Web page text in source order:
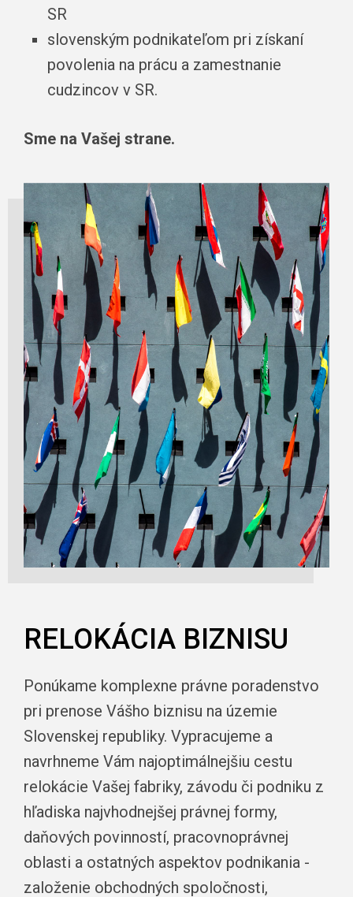
SR
slovenským podnikateľom pri získaní
povolenia na prácu a zamestnanie
cudzincov v SR.
Sme na Vašej strane.
RELOKÁCIA BIZNISU
Ponúkame komplexne právne poradenstvo
pri prenose Vášho biznisu na územie
Slovenskej republiky. Vypracujeme a
navrhneme Vám najoptimálnejšiu cestu
relokácie Vašej fabriky, závodu či podniku z
hľadiska najvhodnejšej právnej formy,
daňových povinností, pracovnoprávnej
oblasti a ostatných aspektov podnikania -
založenie obchodných spoločnosti,